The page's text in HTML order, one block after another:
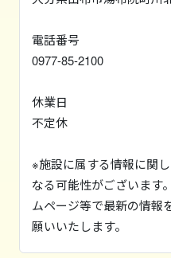
電話番号
0977-85-2100
休業日
不定休
※施設に属する情報に関
なる可能性がございます
ムページ等で最新の情報
願いいたします。